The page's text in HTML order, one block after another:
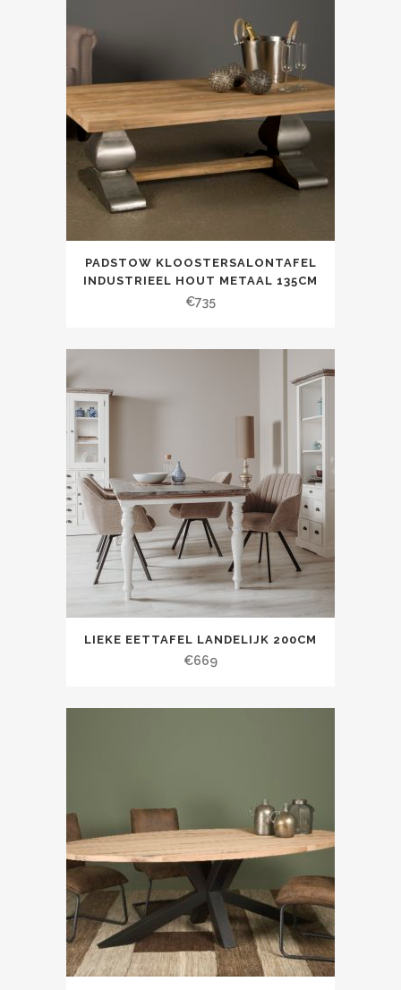
PADSTOW KLOOSTERSALONTAFEL
INDUSTRIEEL HOUT METAAL 135CM
€735
LIEKE EETTAFEL LANDELIJK 200CM
€669